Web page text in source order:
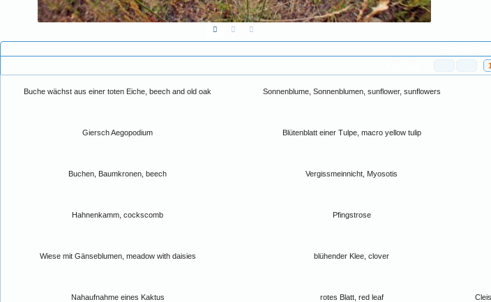
Buche wächst aus einer toten Eiche, beech and old oak Sonnenblume, Sonnenblumen, sunflower, sunflowers
Giersch Aegopodium Blütenblatt einer Tulpe, macro yellow tulip
Buchen, Baumkronen, beech Vergissmeinnicht, Myosotis
Hahnenkamm, cockscomb Pfingstrose
Wiese mit Gänseblumen, meadow with daisies blühender Klee, clover
Nahaufnahme eines Kaktus rotes Blatt, red leaf